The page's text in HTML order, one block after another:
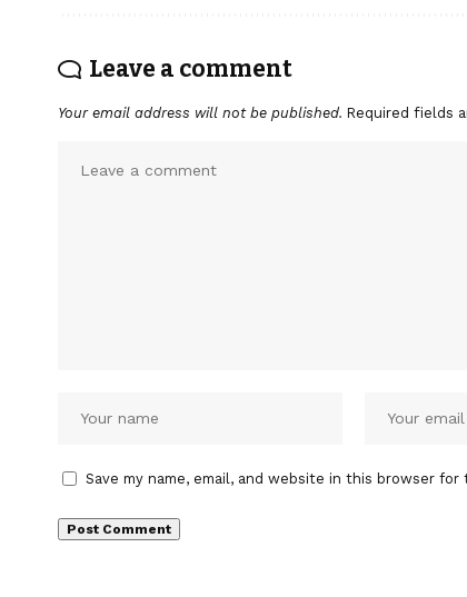
Leave a comment
Your email address will not be published. Required fields
Save my name, email, and website in this browser